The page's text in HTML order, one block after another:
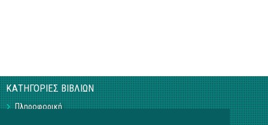
ΚΑΤΗΓΟΡΙΕΣ ΒΙΒΛΙΩΝ
Πληροφορική